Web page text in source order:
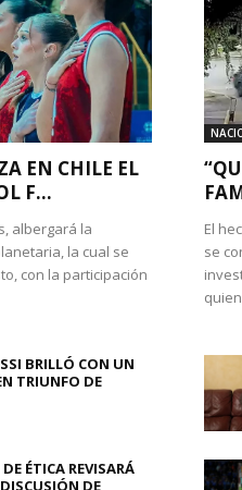
EN CHILE EL
F...
albergará la
la cual se
con la participación
El
se
BRILLÓ CON UN
TRIUNFO DE
ÉTICA REVISARÁ
DE